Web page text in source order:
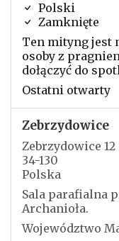
Polski
Zamknięte
Ten mityng jest
osoby z
dołączyć do
Ostatni otwarty
Zebrzydowice
Zebrzydowice 12
34-130
Polska
Sala parafialna
Archanioła.
Województwo